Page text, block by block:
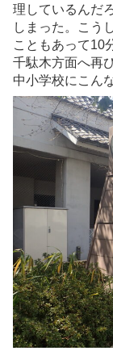
理しているんだ
しまった。こう
こともあって10
千駄木方面へ再
中小学校にこん